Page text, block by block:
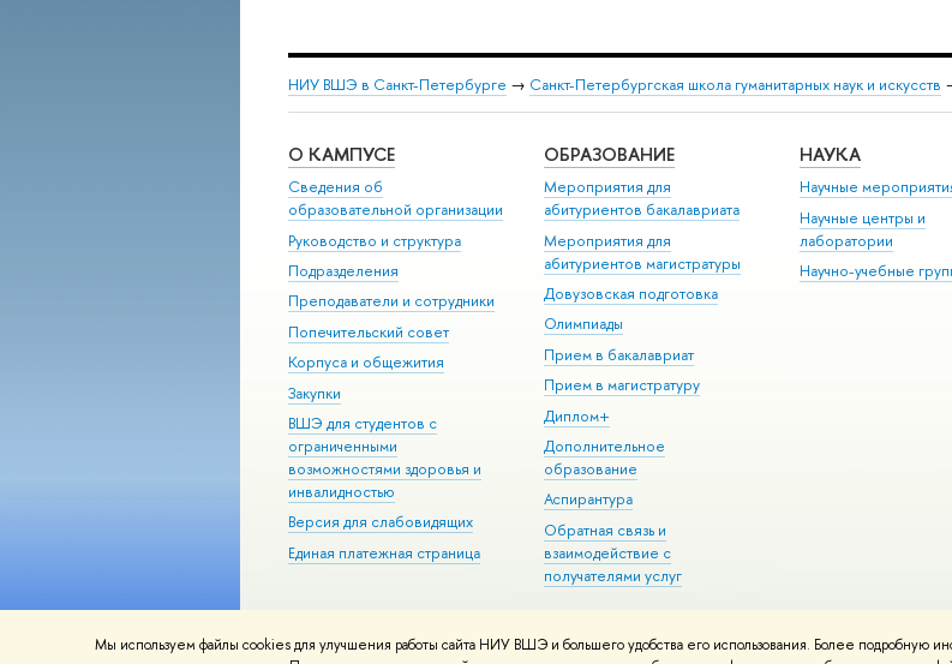
Мы используем файлы cookies для улучшения работы сайта НИУ ВШЭ и большего удобства его использования. Более подробную
НИУ ВШЭ в Санкт-Петербурге → Санкт-Петербургская школа гуманитарных наук и искусств
О КАМПУСЕ
Сведения об
образовательной организации
Руководство и структура
Подразделения
Преподаватели и сотрудники
Попечительский совет
Корпуса и общежития
Закупки
ВШЭ для студентов с
ограниченными
возможностями здоровья и
инвалидностью
Версия для слабовидящих
Единая платежная страница
ОБРАЗОВАНИЕ
Мероприятия для
абитуриентов бакалавриата
Мероприятия для
абитуриентов магистратуры
Довузовская подготовка
Олимпиады
Прием в бакалавриат
Прием в магистратуру
Диплом+
Дополнительное
образование
Аспирантура
Обратная связь и
взаимодействие с
получателями услуг
НАУКА
Научные
Научные центры и
лаборатории
Научно-учебные
© НИУ ВШЭ 1993–2026 Адреса и контакты Условия использования материалов Политика